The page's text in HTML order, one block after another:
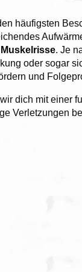
häufigsten
. Je
oder sogar
und
dich mit einer
Verletzungen